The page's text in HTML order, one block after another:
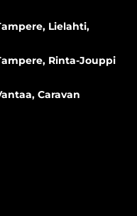
Lielahti,
Rinta-Jouppi
Caravan